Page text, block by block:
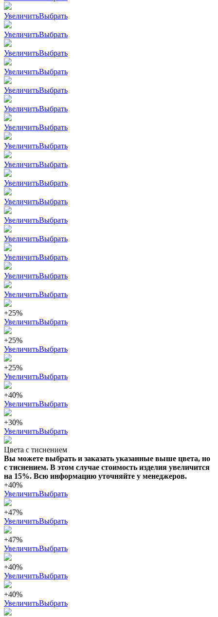
УвеличитьВыбрать
УвеличитьВыбрать
УвеличитьВыбрать
УвеличитьВыбрать
УвеличитьВыбрать
УвеличитьВыбрать
УвеличитьВыбрать
УвеличитьВыбрать
УвеличитьВыбрать
УвеличитьВыбрать
УвеличитьВыбрать
УвеличитьВыбрать
УвеличитьВыбрать
УвеличитьВыбрать
УвеличитьВыбрать
УвеличитьВыбрать
+25%
УвеличитьВыбрать
+25%
УвеличитьВыбрать
+25%
УвеличитьВыбрать
+40%
УвеличитьВыбрать
+30%
УвеличитьВыбрать
Цвета с тиснением
Вы можете выбрать и заказать указанные выше цвета, но
с тиснением. В этом случае стоимость изделия увеличится
на 15%. Всю информацию уточняйте у менеджеров.
+40%
УвеличитьВыбрать
+47%
УвеличитьВыбрать
+47%
УвеличитьВыбрать
+40%
УвеличитьВыбрать
+40%
УвеличитьВыбрать